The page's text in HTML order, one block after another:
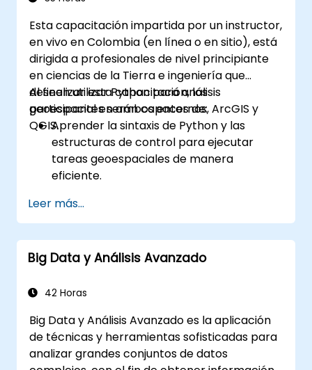
Esta capacitación impartida por un instructor,
en vivo en Colombia (en línea o en sitio), está
dirigida a profesionales de nivel principiante
en ciencias de la Tierra e ingeniería que
deseen utilizar Python para análisis
geoespacial en ambos entornos, ArcGIS y
QGIS.
Al finalizar esta capacitación, los
participantes serán capaces de:
Aprender la sintaxis de Python y las
estructuras de control para ejecutar
tareas geoespaciales de manera
eficiente.
el análisis y la visualización de datos en
sistemas de información geográfica (SIG).
Manipular y analizar datos vectoriales
con las bibliotecas Geopandas, Arcpy y
Automatizar procesos y flujos de trabajo
Python en ArcGIS y QGIS.
Desarrollar herramientas personalizadas
de geoprocesamiento basadas en Python
Leer más...
Big Data y Análisis Avanzado
42 Horas
Big Data y Análisis Avanzado es la aplicación
de técnicas y herramientas sofisticadas para
analizar grandes conjuntos de datos